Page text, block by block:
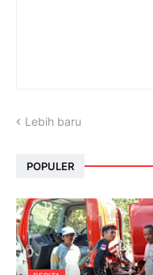
Lebih baru
POPULER